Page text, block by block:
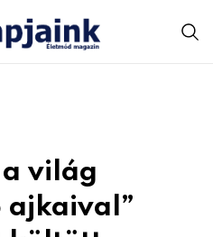
a világ
ajkaival”